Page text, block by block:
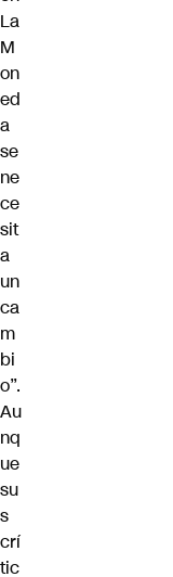
La
M
on
ed
a
se
ne
ce
sit
a
un
ca
m
bi
o”.
Au
nq
ue
su
s
crí
tic